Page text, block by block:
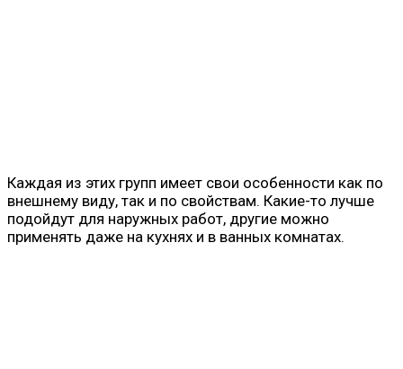
Каждая из этих групп имеет свои особенности как по
внешнему виду, так и по свойствам. Какие-то лучше
подойдут для наружных работ, другие можно
применять даже на кухнях и в ванных комнатах.